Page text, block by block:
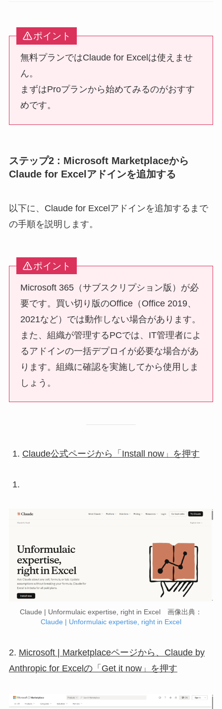
ポイント
無料プランではClaude for Excelは使えませ
ん。
まずはProプランから始めてみるのがおすす
めです。
ステップ2 : Microsoft Marketplaceから
Claude for Excelアドインを追加する
以下に、Claude for Excelアドインを追加するまで
の手順を説明します。
ポイント
Microsoft 365（サブスクリプション版）が必
要です。買い切り版のOffice（Office 2019、
2021など）では動作しない場合があります。
また、組織が管理するPCでは、IT管理者によ
るアドインの一括デプロイが必要な場合があ
ります。組織に確認を実施してから使用しま
しょう。
Claude公式ページから「Install now」を押す
Claude | Unformulaic expertise, right in Excel 画像出典：
Claude | Unformulaic expertise, right in Excel
2. Microsoft | Marketplaceページから、Claude by
Anthropic for Excelの「Get it now」を押す